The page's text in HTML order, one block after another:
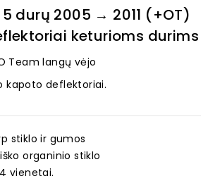
5 durų 2005 → 2011 (+OT)
keturioms durims
Team langų vėjo
kapoto deflektoriai.
stiklo ir gumos
organinio stiklo
vienetai.